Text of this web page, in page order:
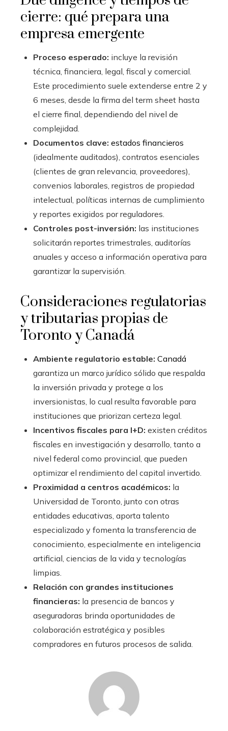
cierre: qué prepara una
empresa emergente
Proceso esperado: incluye la revisión
técnica, financiera, legal, fiscal y comercial.
Este procedimiento suele extenderse entre 2 y
6 meses, desde la firma del term sheet hasta
el cierre final, dependiendo del nivel de
complejidad.
Documentos clave: estados financieros
(idealmente auditados), contratos esenciales
(clientes de gran relevancia, proveedores),
convenios laborales, registros de propiedad
intelectual, políticas internas de cumplimiento
y reportes exigidos por reguladores.
Controles post-inversión: las instituciones
solicitarán reportes trimestrales, auditorías
anuales y acceso a información operativa para
garantizar la supervisión.
Consideraciones regulatorias
y tributarias propias de
Toronto y Canadá
Ambiente regulatorio estable: Canadá
garantiza un marco jurídico sólido que respalda
la inversión privada y protege a los
inversionistas, lo cual resulta favorable para
instituciones que priorizan certeza legal.
Incentivos fiscales para I+D: existen créditos
fiscales en investigación y desarrollo, tanto a
nivel federal como provincial, que pueden
optimizar el rendimiento del capital invertido.
Proximidad a centros académicos: la
Universidad de Toronto, junto con otras
entidades educativas, aporta talento
especializado y fomenta la transferencia de
conocimiento, especialmente en inteligencia
artificial, ciencias de la vida y tecnologías
limpias.
Relación con grandes instituciones
financieras: la presencia de bancos y
aseguradoras brinda oportunidades de
colaboración estratégica y posibles
compradores en futuros procesos de salida.